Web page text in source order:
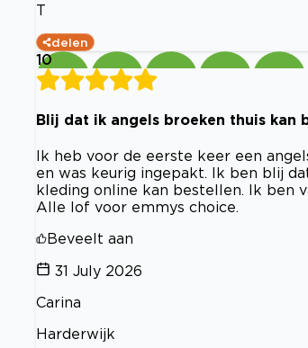
T
delen
10
Blij dat ik angels broeken thuis kan
Ik heb voor de eerste keer een
en was keurig ingepakt. Ik ben blij
kleding online kan bestellen. Ik ben
Alle lof voor emmys choice.
Beveelt aan
31 July 2026
Carina
Harderwijk